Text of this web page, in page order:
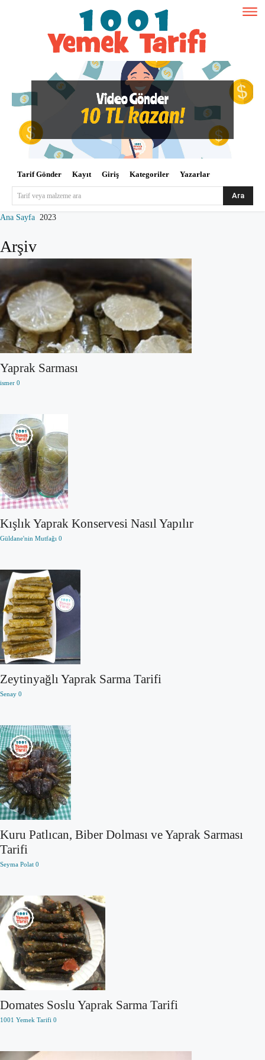
Tarif Gönder Kayıt Giriş Kategoriler Yazarlar
Tarif veya malzeme ara Ara
Ana Sayfa 2023
Arşiv
Yaprak Sarması
ismer 0
Kışlık Yaprak Konservesi Nasıl Yapılır
Güldane'nin Mutfağı 0
Zeytinyağlı Yaprak Sarma Tarifi
Senay 0
Kuru Patlıcan, Biber Dolması ve Yaprak Sarması
Tarifi
Seyma Polat 0
Domates Soslu Yaprak Sarma Tarifi
1001 Yemek Tarifi 0